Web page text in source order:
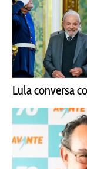
Lula conversa